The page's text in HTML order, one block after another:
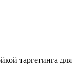
таргетинга для